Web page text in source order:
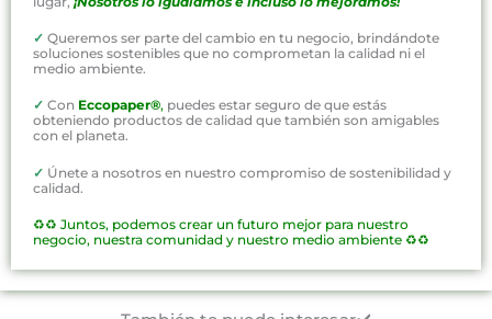
✓ Queremos ser parte del cambio en tu negocio, brindándote
soluciones sostenibles que no comprometan la calidad ni el
medio ambiente.
✓ Con Eccopaper®, puedes estar seguro de que estás
obteniendo productos de calidad que también son amigables
con el planeta.
✓ Únete a nosotros en nuestro compromiso de sostenibilidad y
calidad.
♻️♻️ Juntos, podemos crear un futuro mejor para nuestro
negocio, nuestra comunidad y nuestro medio ambiente ♻️♻️